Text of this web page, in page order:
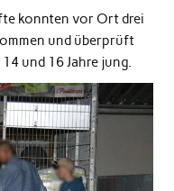
konnten vor Ort drei
und überprüft
und 16 Jahre jung.